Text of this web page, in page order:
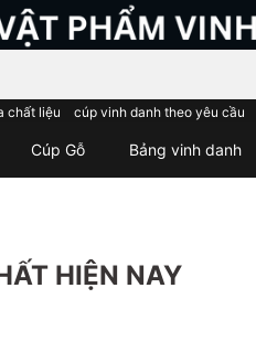
chất liệu cúp vinh danh theo yêu cầu
Cúp Gỗ Bảng vinh danh
HIỆN NAY